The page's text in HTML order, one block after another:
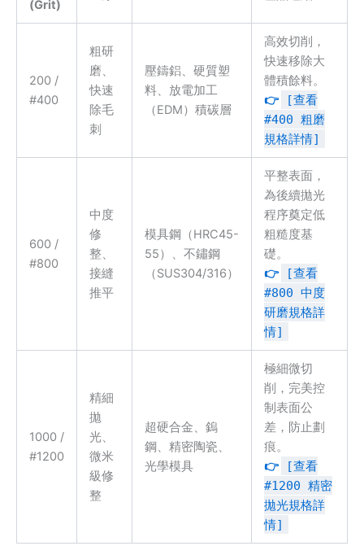
(Grit)
200 /
#400
粗研
磨、
快速
除毛
刺
壓鑄鋁、硬質塑
料、放電加工
（EDM）積碳層
高效切削，
快速移除大
體積餘料。
👉
[查看
#400 粗磨
規格詳情]
600 /
#800
中度
修
整、
接縫
推平
模具鋼（HRC45-
55）、不鏽鋼
（SUS304/316）
平整表面，
為後續拋光
程序奠定低
粗糙度基
礎。
👉
[查看
#800 中度
研磨規格詳
情]
1000 /
#1200
精細
拋
光、
微米
級修
整
超硬合金、鎢
鋼、精密陶瓷、
光學模具
極細微切
削，完美控
制表面公
差，防止劃
痕。
👉
[查看
#1200 精密
拋光規格詳
情]